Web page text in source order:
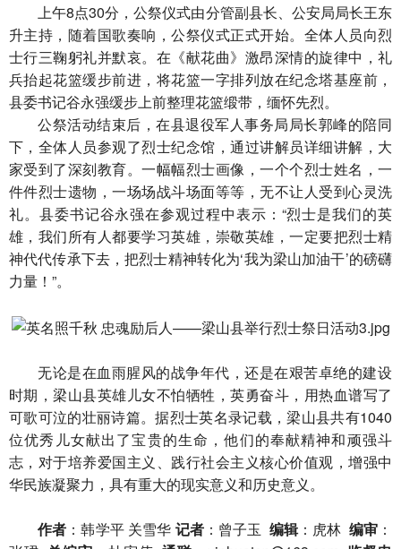
上午8点30分，公祭仪式由分管副县长、公安局局长王东
升主持，随着国歌奏响，公祭仪式正式开始。全体人员向烈
士行三鞠躬礼并默哀。在《献花曲》激昂深情的旋律中，礼
兵抬起花篮缓步前进，将花篮一字排列放在纪念塔基座前，
县委书记谷永强缓步上前整理花篮缎带，缅怀先烈。
公祭活动结束后，在县退役军人事务局局长郭峰的陪同
下，全体人员参观了烈士纪念馆，通过讲解员详细讲解，大
家受到了深刻教育。一幅幅烈士画像，一个个烈士姓名，一
件件烈士遗物，一场场战斗场面等等，无不让人受到心灵洗
礼。县委书记谷永强在参观过程中表示：“烈士是我们的英
雄，我们所有人都要学习英雄，崇敬英雄，一定要把烈士精
神代代传承下去，把烈士精神转化为‘我为梁山加油干’的磅礴
力量！”。
无论是在血雨腥风的战争年代，还是在艰苦卓绝的建设
时期，梁山县英雄儿女不怕牺牲，英勇奋斗，用热血谱写了
可歌可泣的壮丽诗篇。据烈士英名录记载，梁山县共有1040
位优秀儿女献出了宝贵的生命，他们的奉献精神和顽强斗
志，对于培养爱国主义、践行社会主义核心价值观，增强中
华民族凝聚力，具有重大的现实意义和历史意义。
作者 ：韩学平 关雪华 记者：曾子玉 编辑：虎林 编审 ：